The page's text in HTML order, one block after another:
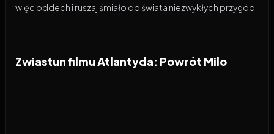
więc oddech i ruszaj śmiało do świata niezwykłych przygód.
Zwiastun filmu Atlantyda: Powrót Milo